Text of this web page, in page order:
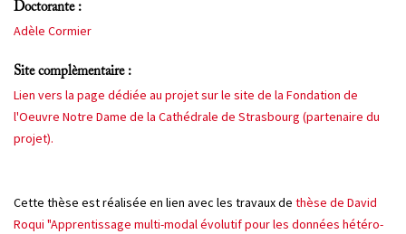
Doctorante :
Adèle Cormier
Site complèmentaire :
Lien vers la page dédiée au projet sur le site de la Fondation de
l'Oeuvre Notre Dame de la Cathédrale de Strasbourg (partenaire du
projet).
Cette thèse est réalisée en lien avec les travaux de thèse de David
Roqui "Apprentissage multi-modal évolutif pour les données hétéro-